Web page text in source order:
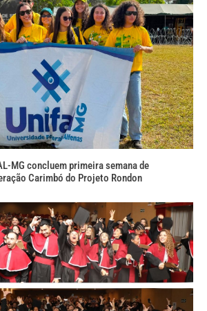
MG concluem primeira semana de
Carimbó do Projeto Rondon